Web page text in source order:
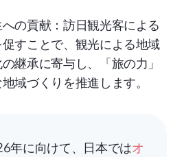
の貢献：訪日観光客による
すことで、観光による地域
継承に寄与し、「旅の力」
域づくりを推進します。
年に向けて、日本ではオ